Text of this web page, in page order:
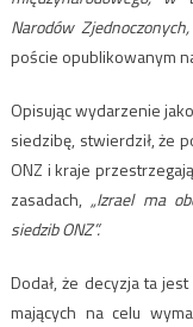
Narodów
poście opublikowanym
Opisując wydarzenie
siedzibę, stwierdził, że
ONZ i kraje
zasadach,„Izrael ma
siedzib ONZ”.
Dodał, że decyzja ta
mających na celu